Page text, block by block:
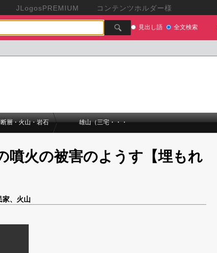
JLogosPREMIUM コンテンツホルダー様
見出し語 全文検索
断層・火山・岩石 雄山（三宅・・・
噴火の被害のようす【埋もれ
家、火山